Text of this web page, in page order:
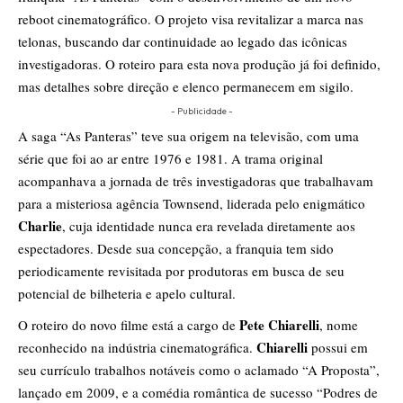
reboot cinematográfico. O projeto visa revitalizar a marca nas
telonas, buscando dar continuidade ao legado das icônicas
investigadoras. O roteiro para esta nova produção já foi definido,
mas detalhes sobre direção e elenco permanecem em sigilo.
- Publicidade -
A saga “As Panteras” teve sua origem na televisão, com uma
série que foi ao ar entre 1976 e 1981. A trama original
acompanhava a jornada de três investigadoras que trabalhavam
para a misteriosa agência Townsend, liderada pelo enigmático
Charlie, cuja identidade nunca era revelada diretamente aos
espectadores. Desde sua concepção, a franquia tem sido
periodicamente revisitada por produtoras em busca de seu
potencial de bilheteria e apelo cultural.
O roteiro do novo filme está a cargo de Pete Chiarelli, nome
reconhecido na indústria cinematográfica. Chiarelli possui em
seu currículo trabalhos notáveis como o aclamado “A Proposta”,
lançado em 2009, e a comédia romântica de sucesso “Podres de